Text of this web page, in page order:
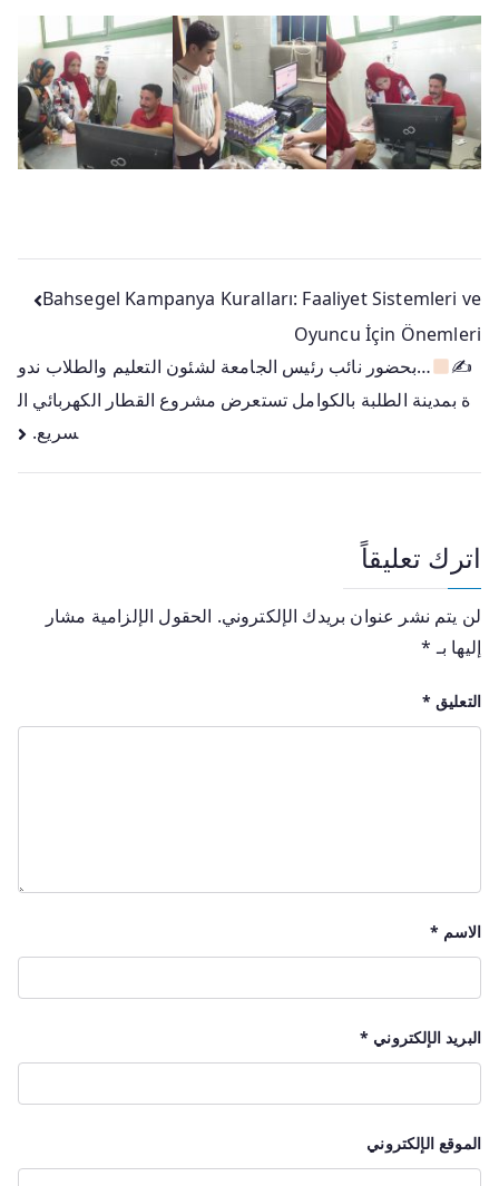
Bahsegel Kampanya Kuralları: Faaliyet Sistemleri ve
Oyuncu İçin Önemleri
✍
…بحضور نائب رئيس الجامعة لشئون التعليم والطلاب ندو
ة بمدينة الطلبة بالكوامل تستعرض مشروع القطار الكهربائي ال
سريع.
اترك تعليقاً
لن يتم نشر عنوان بريدك الإلكتروني. الحقول الإلزامية مشار
إليها بـ *
التعليق *
الاسم *
البريد الإلكتروني *
الموقع الإلكتروني